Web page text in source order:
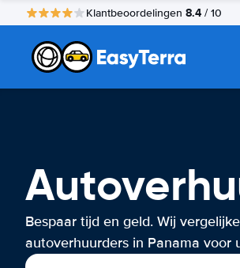
Klantbeoordelingen 8.4 / 10
Bespaar tijd en geld. Wij
autoverhuurders in Panama voor